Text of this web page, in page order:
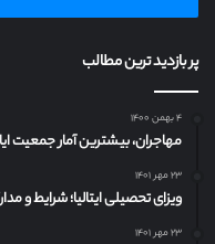
وارد
پر بازدید ترین مطالب
۴ بهمن ۱۴۰۰
مهاجران، بیشترین آمار جمعیت
۲۳ مهر ۱۴۰۱
ویزای تحصیلی ایتالیا؛ شرایط و
۲۳ مهر ۱۴۰۱